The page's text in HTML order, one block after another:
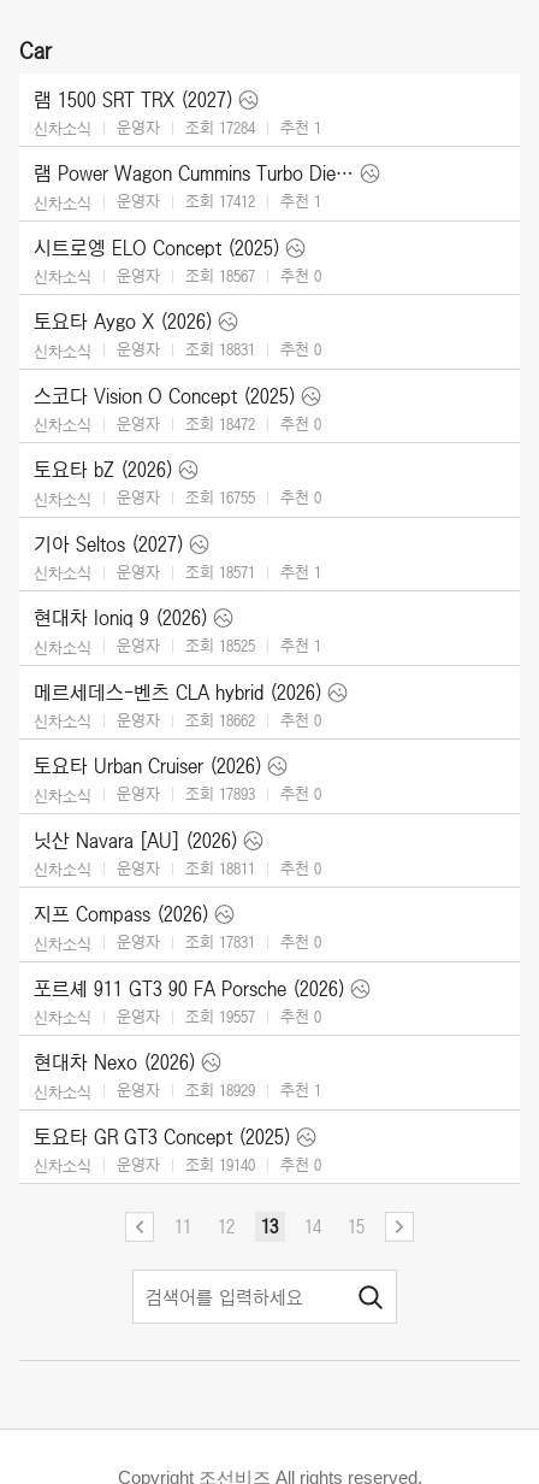
Car
램 1500 SRT TRX (2027)
신차소식 운영자 조회 17284 추천 1
램 Power Wagon Cummins Turbo Diesel (2027)
신차소식 운영자 조회 17412 추천 1
시트로엥 ELO Concept (2025)
신차소식 운영자 조회 18567 추천 0
토요타 Aygo X (2026)
신차소식 운영자 조회 18831 추천 0
스코다 Vision O Concept (2025)
신차소식 운영자 조회 18472 추천 0
토요타 bZ (2026)
신차소식 운영자 조회 16755 추천 0
기아 Seltos (2027)
신차소식 운영자 조회 18571 추천 1
현대차 Ioniq 9 (2026)
신차소식 운영자 조회 18525 추천 1
메르세데스-벤츠 CLA hybrid (2026)
신차소식 운영자 조회 18662 추천 0
토요타 Urban Cruiser (2026)
신차소식 운영자 조회 17893 추천 0
닛산 Navara [AU] (2026)
신차소식 운영자 조회 18811 추천 0
지프 Compass (2026)
신차소식 운영자 조회 17831 추천 0
포르셰 911 GT3 90 FA Porsche (2026)
신차소식 운영자 조회 19557 추천 0
현대차 Nexo (2026)
신차소식 운영자 조회 18929 추천 1
토요타 GR GT3 Concept (2025)
신차소식 운영자 조회 19140 추천 0
11 12 13 14 15
Copyright 조선비즈 All rights reserved.